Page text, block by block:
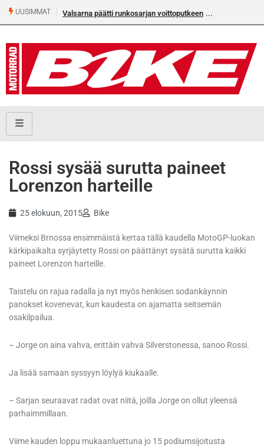
UUSIMMAT Valsarna päätti runkosarjan voittoputkeen
Rossi sysää surutta paineet
Lorenzon harteille
25 elokuun, 2015 Bike
Viimeksi Brnossa ensimmäistä kertaa tällä kaudella MotoGP-luokan
kärkipaikalta syrjäytetty Rossi on päättänyt sysätä surutta kaikki
paineet Lorenzon harteille.
Taistelu on rajua radalla ja nyt myös henkisen sodankäynnin
panokset kovenevat, kun kaudesta on ajamatta seitsemän
osakilpailua.
– Jorge on aina vahva, erittäin vahva Silverstonessa, sanoo Rossi.
Ja lisää samaan syssyyn löylyä kiukaalle.
– Sarjan seuraavat radat ovat niitä, joilla Jorge on ollut yleensä
parhaimmillaan.
Viime kauden loppu mukaanluettuna jo 15 podiumsijoitusta